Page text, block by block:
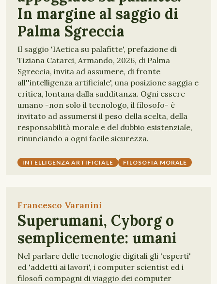
In margine al saggio di
Palma Sgreccia
Il saggio 'IAetica su palafitte', prefazione di
Tiziana Catarci, Armando, 2026, di Palma
Sgreccia, invita ad assumere, di fronte
all''intelligenza artificiale', una posizione saggia e
critica, lontana dalla sudditanza. Ogni essere
umano -non solo il tecnologo, il filosofo- è
invitato ad assumersi il peso della scelta, della
responsabilità morale e del dubbio esistenziale,
rinunciando a ogni facile sicurezza.
INTELLIGENZA ARTIFICIALE FILOSOFIA MORALE
Francesco Varanini
Superumani, Cyborg o
semplicemente: umani
Nel parlare delle tecnologie digitali gli 'esperti'
ed 'addetti ai lavori', i computer scientist ed i
filosofi compagni di viaggio dei computer